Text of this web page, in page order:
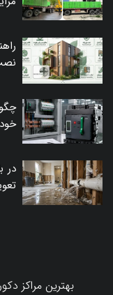
نصب
خود
در
تعویض کنیم؟ ۷
بهترین مراکز